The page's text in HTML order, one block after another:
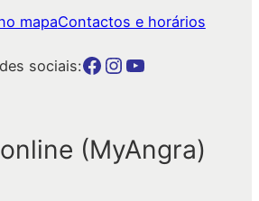
mapaContactos e horários
sociais:Botão para a página da autarquia no Facebook Botão para a página da autarquia no Instagram Botão para a página da autarquia no Youtube
(MyAngra)